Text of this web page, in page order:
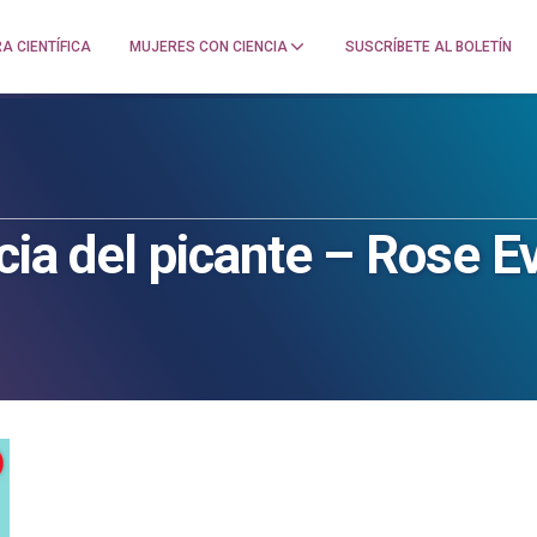
CIENTÍFICA MUJERES CON CIENCIA SUSCRÍBETE AL BOLETÍN
del picante – Rose